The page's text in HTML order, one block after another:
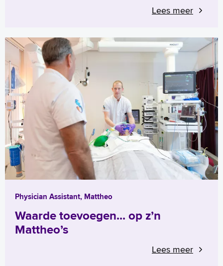
Lees meer
Physician Assistant, Mattheo
Waarde toevoegen... op z’n
Mattheo’s
Lees meer